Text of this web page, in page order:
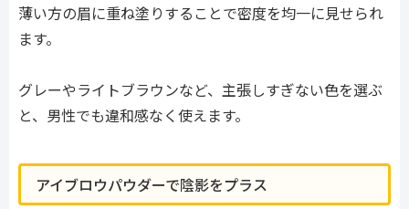
薄い方の眉に重ね塗りすることで密度を均一に見せられ
ます。
グレーやライトブラウンなど、主張しすぎない色を選ぶ
と、男性でも違和感なく使えます。
アイブロウパウダーで陰影をプラス